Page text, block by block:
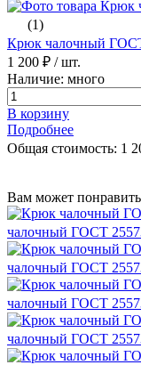
(1)
Крюк чалочный ГОСТ
1 200 ₽ / шт.
Наличие: много
В корзину
Подробнее
Общая стоимость: 1
Вам может
чалочный ГОСТ
чалочный ГОСТ
чалочный ГОСТ
чалочный ГОСТ